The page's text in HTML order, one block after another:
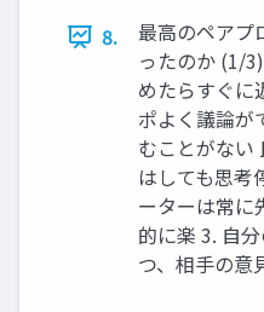
8.
最高のペアプ
ったのか (1/
めたらすぐに
ポよく議論が
むことがない
はしても思考
ーターは常に
的に楽 3. 自
つ、相手の意